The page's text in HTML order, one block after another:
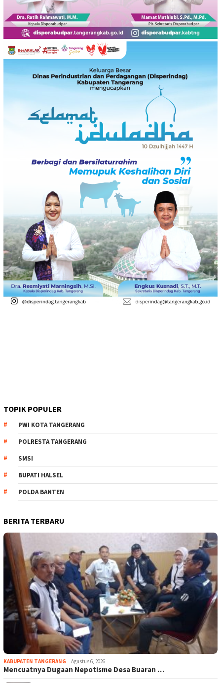
TOPIK POPULER
PWI KOTA TANGERANG
POLRESTA TANGERANG
SMSI
BUPATI HALSEL
POLDA BANTEN
BERITA TERBARU
KABUPATEN TANGERANG Agustus 6, 2026
Mencuatnya Dugaan Nepotisme Desa Buaran …